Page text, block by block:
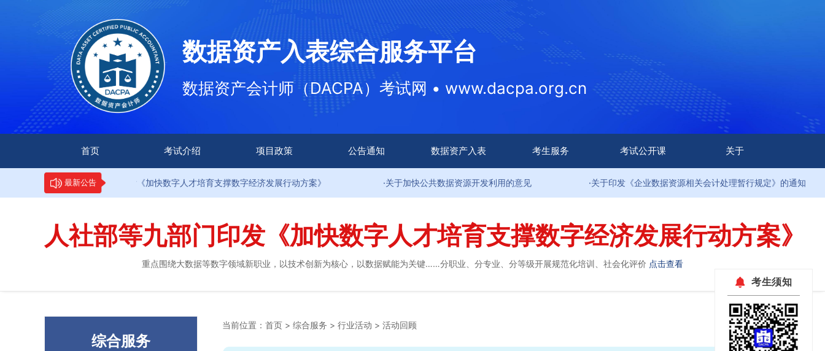
数据资产入表综合服务平台
数据资产会计师（DACPA）考试网 • www.dacpa.org.cn
首页 考试介绍 项目政策 公告通知 数据资产入表 考生服务 考试公开课 关于
最新公告
·9部门印发《加快数字人才培育支撑数字经济发展行动方案》 ·关于加快公共数据资源开发利用的意见 ·关于印发《企业数据资源相关会计处理暂行规定》的通知
人社部等九部门印发《加快数字人才培育支撑数字经济发展行动方案》
重点围绕大数据等数字领域新职业，以技术创新为核心，以数据赋能为关键……分职业、分专业、分等级开展规范化培训、社会化评价 点击查看
考生须知
综合服务
当前位置： 首页 > 综合服务 > 行业活动 > 活动回顾